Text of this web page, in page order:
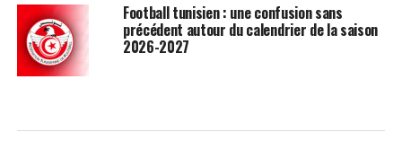
Football tunisien : une confusion sans
précédent autour du calendrier de la saison
2026-2027